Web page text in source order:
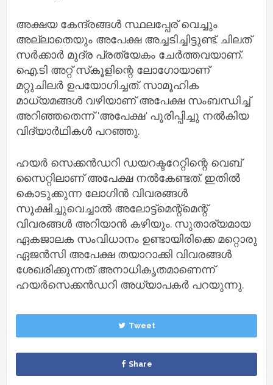
അക്ഷയ കേന്ദ്രങ്ങള്‍ സ്ഥലപ്പേര് വെച്ചും
അല്ലാതെയും അപേക്ഷ അച്ചടിച്ചിട്ടുണ്ട്. ചിലത്
സര്‍ക്കാര്‍ മുദ്ര പ്രത്യേകം ചേര്‍ത്തവയാണ്.
ഐ.ടി അറ്റ് സ്‌കൂളിന്റെ ലോഗോയാണ്
മറ്റുചിലര്‍ ഉപയോഗിച്ചത്. സാമൂഹിക
മാധ്യമങ്ങള്‍ വഴിയാണ് അപേക്ഷ സംബന്ധിച്ച്‌
അറിഞ്ഞതെന്ന് 'അപേക്ഷ' പൂരിപ്പിച്ചു നല്‍കിയ
വിദ്യാര്‍ഥികള്‍ പറഞ്ഞു.
ഹയര്‍ സെക്കന്‍ഡറി ഡയറക്ടറേറ്റിന്റെ വെബ്
സൈറ്റിലാണ് അപേക്ഷ നല്‍കേണ്ടത്. ഇതില്‍
കൊടുക്കുന്ന ലോഗിന്‍ വിവരങ്ങള്‍
സൂക്ഷിച്ചുവെച്ചാല്‍ അലോട്ട്‌മെന്റ്മെന്റ്
വിവരങ്ങള്‍ അറിയാന്‍ കഴിയും. സുതാര്യമായ
ഏകജാലക സംവിധാനം ഉണ്ടായിരിക്കെ മറ്റൊരു
ഏജന്‍സി അപേക്ഷ തയാറാക്കി വിവരങ്ങള്‍
ശേഖരിക്കുന്നത് അനാധികൃതമാണെന്ന്
ഹയര്‍സെക്കന്‍ഡറി അധ്യാപകര്‍ പറയുന്നു.
Tweet
Share